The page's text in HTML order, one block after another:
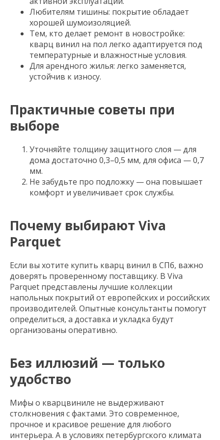
Любителям тишины: покрытие обладает
хорошей шумоизоляцией.
Тем, кто делает ремонт в новостройке:
кварц винил на пол легко адаптируется под
температурные и влажностные условия.
Для арендного жилья: легко заменяется,
устойчив к износу.
Практичные советы при
выборе
Уточняйте толщину защитного слоя — для
дома достаточно 0,3–0,5 мм, для офиса — 0,7
мм.
Не забудьте про подложку — она повышает
комфорт и увеличивает срок службы.
Почему выбирают Viva
Parquet
Если вы хотите купить кварц винил в СПб, важно
доверять проверенному поставщику. В Viva
Parquet представлены лучшие коллекции
напольных покрытий от европейских и российских
производителей. Опытные консультанты помогут
определиться, а доставка и укладка будут
организованы оперативно.
Без иллюзий — только
удобство
Мифы о кварцвиниле не выдерживают
столкновения с фактами. Это современное,
прочное и красивое решение для любого
интерьера. А в условиях петербургского климата